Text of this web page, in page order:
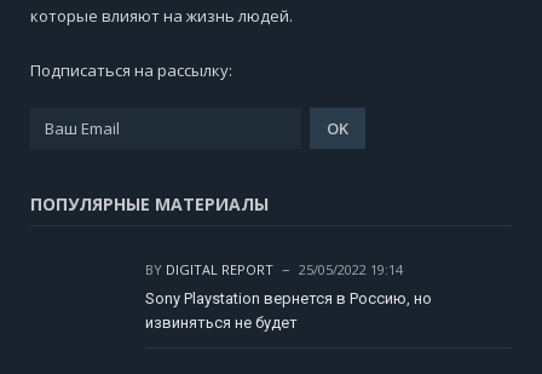
которые влияют на жизнь людей.
Подписаться на рассылку:
ПОПУЛЯРНЫЕ МАТЕРИАЛЫ
BY DIGITAL REPORT
25/05/2022 19:14
Sony Playstation вернется в Россию, но
извиняться не будет